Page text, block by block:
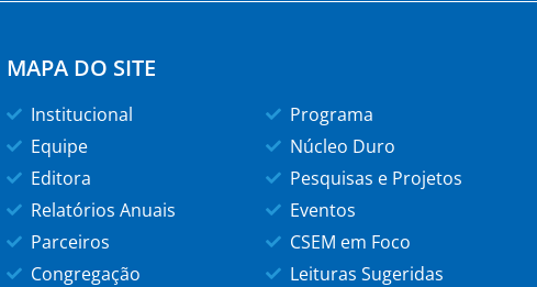
MAPA DO SITE
Institucional
Equipe
Editora
Relatórios Anuais
Parceiros
Congregação
Programa
Núcleo Duro
Pesquisas e Projetos
Eventos
CSEM em Foco
Leituras Sugeridas